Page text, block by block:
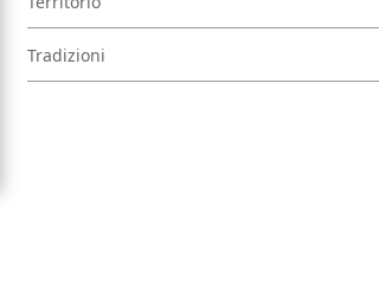
Tradizioni